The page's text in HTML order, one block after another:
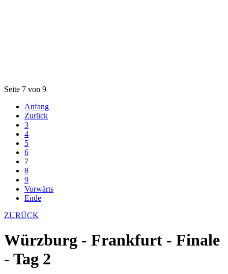
Seite 7 von 9
Anfang
Zurück
3
4
5
6
7
8
9
Vorwärts
Ende
ZURÜCK
Würzburg - Frankfurt - Finale
- Tag 2